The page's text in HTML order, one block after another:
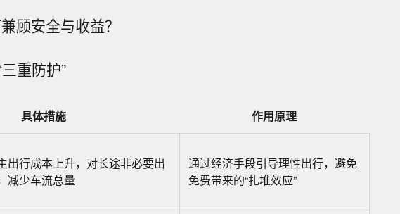
顾安全与收益？
重防护”
具体措施
作用原理
出行成本上升，对长途非必要出
减少车流总量
通过经济手段引导理性出行，避免
免费带来的“扎堆效应”